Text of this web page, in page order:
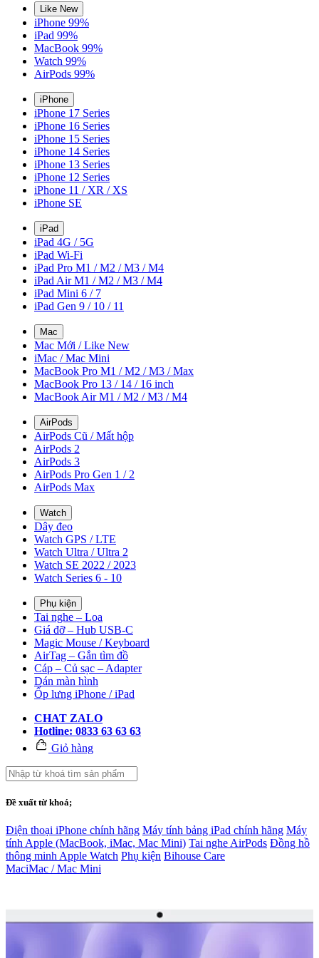
Like New
iPhone 99%
iPad 99%
MacBook 99%
Watch 99%
AirPods 99%
iPhone
iPhone 17 Series
iPhone 16 Series
iPhone 15 Series
iPhone 14 Series
iPhone 13 Series
iPhone 12 Series
iPhone 11 / XR / XS
iPhone SE
iPad
iPad 4G / 5G
iPad Wi-Fi
iPad Pro M1 / M2 / M3 / M4
iPad Air M1 / M2 / M3 / M4
iPad Mini 6 / 7
iPad Gen 9 / 10 / 11
Mac
Mac Mới / Like New
iMac / Mac Mini
MacBook Pro M1 / M2 / M3 / Max
MacBook Pro 13 / 14 / 16 inch
MacBook Air M1 / M2 / M3 / M4
AirPods
AirPods Cũ / Mất hộp
AirPods 2
AirPods 3
AirPods Pro Gen 1 / 2
AirPods Max
Watch
Dây đeo
Watch GPS / LTE
Watch Ultra / Ultra 2
Watch SE 2022 / 2023
Watch Series 6 - 10
Phụ kiện
Tai nghe – Loa
Giá đỡ – Hub USB-C
Magic Mouse / Keyboard
AirTag – Gắn tìm đồ
Cáp – Củ sạc – Adapter
Dán màn hình
Ốp lưng iPhone / iPad
CHAT ZALO
Hotline: 0833 63 63 63
Giỏ hàng
Đề xuất từ khoá;
Điện thoại iPhone chính hãng Máy tính bảng iPad chính hãng Máy
tính Apple (MacBook, iMac, Mac Mini) Tai nghe AirPods Đồng hồ
thông minh Apple Watch Phụ kiện Bihouse Care
MaciMac / Mac Mini